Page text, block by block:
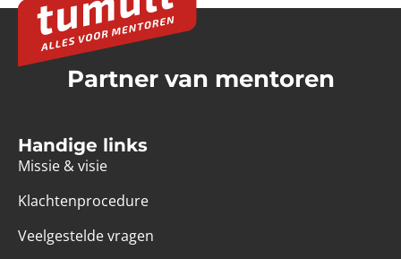
Partner van mentoren
Handige links
Missie & visie
Klachtenprocedure
Veelgestelde vragen